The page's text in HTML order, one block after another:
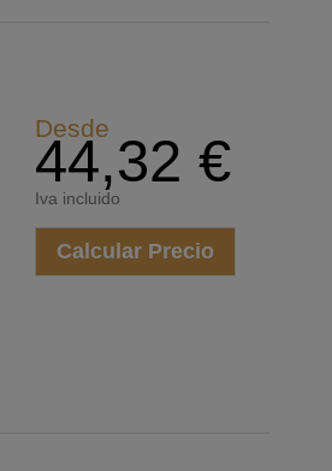
Desde
44,32 €
Iva incluido
Calcular Precio